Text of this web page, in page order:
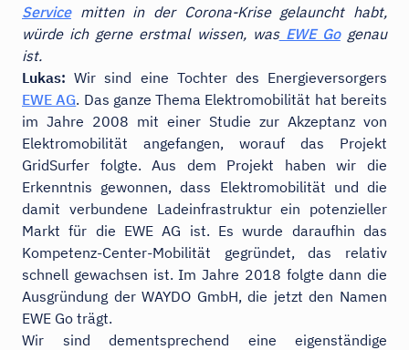
Servicemitten in der Corona-Krise gelauncht habt,
würde ich gerne erstmal wissen, wasEWE Gogenau
ist.
Lukas:Wir sind eine Tochter des Energieversorgers
EWE AG. Das ganze Thema Elektromobilität hat bereits
im Jahre 2008 mit einer Studie zur Akzeptanz von
Elektromobilität angefangen, worauf das Projekt
GridSurfer folgte. Aus dem Projekt haben wir die
Erkenntnis gewonnen, dass Elektromobilität und die
damit verbundene Ladeinfrastruktur ein potenzieller
Markt für die EWE AG ist. Es wurde daraufhin das
Kompetenz-Center-Mobilität gegründet, das relativ
schnell gewachsen ist. Im Jahre 2018 folgte dann die
Ausgründung der WAYDO GmbH, die jetzt den Namen
EWE Go trägt.
Wir sind dementsprechend eine eigenständige